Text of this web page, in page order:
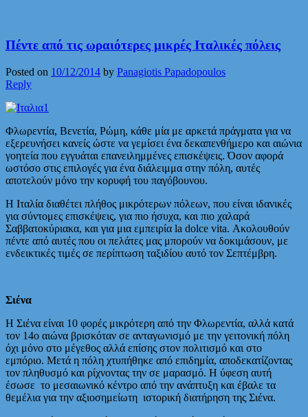
Πέντε από τις ωραιότερες μικρές Ιταλικές πόλεις
Posted on 10/12/2014 by Panagiotis Papadopoulos
Reply
Φλωρεντία, Βενετία, Ρώμη, κάθε μία με αρκετά πράγματα για να
εξερευνήσει κανείς ώστε να γεμίσει ένα δεκαπενθήμερο και αιώνια
γοητεία που εγγυάται επανειλημμένες επισκέψεις. Όσον αφορά
ωστόσο στις επιλογές για ένα διάλειμμα στην πόλη, αυτές
αποτελούν μόνο την κορυφή του παγόβουνου.
Η Ιταλία διαθέτει πλήθος μικρότερων πόλεων, που είναι ιδανικές
για σύντομες επισκέψεις, για πιο ήσυχα, και πιο χαλαρά
Σαββατοκύριακα, και για μια εμπειρία la dolce vita. Ακολουθούν
πέντε από αυτές που οι πελάτες μας μπορούν να δοκιμάσουν, με
ενδεικτικές τιμές σε περίπτωση ταξιδίου αυτό τον Σεπτέμβρη.
Σιένα
Η Σιένα είναι 10 φορές μικρότερη από την Φλωρεντία, αλλά κατά
τον 14ο αιώνα βρισκόταν σε ανταγωνισμό με την γειτονική πόλη
όχι μόνο στο μέγεθος αλλά επίσης στον πολιτισμό και στο
εμπόριο. Μετά η πόλη χτυπήθηκε από επιδημία, αποδεκατίζοντας
τον πληθυσμό και ρίχνοντας την σε μαρασμό. Η ύφεση αυτή
έσωσε το μεσαιωνικό κέντρο από την ανάπτυξη και έβαλε τα
θεμέλια για την αξιοσημείωτη ιστορική διατήρηση της Σιένα.